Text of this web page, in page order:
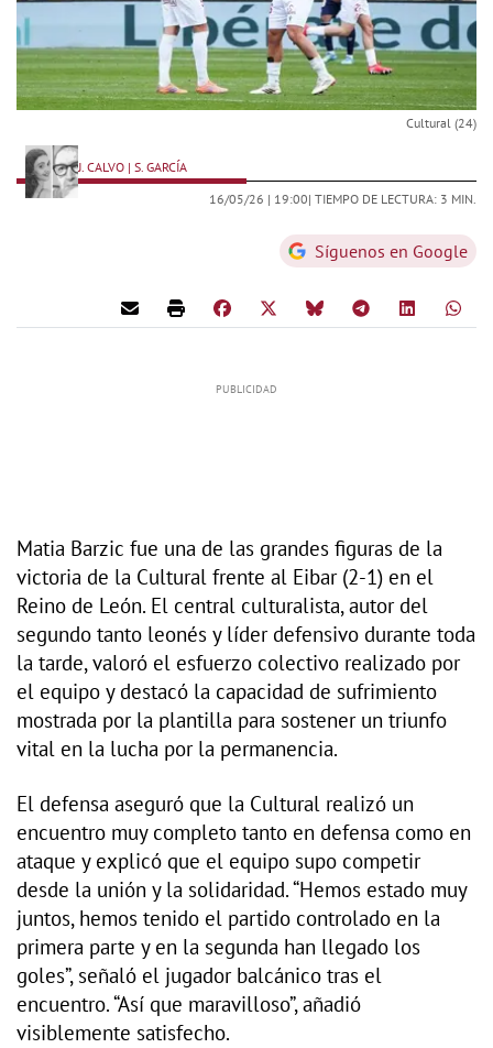
Cultural (24)
J. CALVO | S. GARCÍA
16/05/26 | 19:00| TIEMPO DE LECTURA: 3 MIN.
Síguenos en Google
Matia Barzic fue una de las grandes figuras de la
victoria de la Cultural frente al Eibar (2-1) en el
Reino de León. El central culturalista, autor del
segundo tanto leonés y líder defensivo durante toda
la tarde, valoró el esfuerzo colectivo realizado por
el equipo y destacó la capacidad de sufrimiento
mostrada por la plantilla para sostener un triunfo
vital en la lucha por la permanencia.
El defensa aseguró que la Cultural realizó un
encuentro muy completo tanto en defensa como en
ataque y explicó que el equipo supo competir
desde la unión y la solidaridad. “Hemos estado muy
juntos, hemos tenido el partido controlado en la
primera parte y en la segunda han llegado los
goles”, señaló el jugador balcánico tras el
encuentro. “Así que maravilloso”, añadió
visiblemente satisfecho.